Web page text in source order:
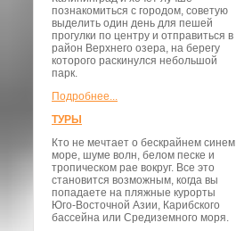
познакомиться с городом, советую
выделить один день для пешей
прогулки по центру и отправиться в
район Верхнего озера, на берегу
которого раскинулся небольшой
парк.
Подробнее...
ТУРЫ
Кто не мечтает о бескрайнем синем
море, шуме волн, белом песке и
тропическом рае вокруг. Все это
становится возможным, когда вы
попадаете на пляжные курорты
Юго-Восточной Азии, Карибского
бассейна или Средиземного моря.